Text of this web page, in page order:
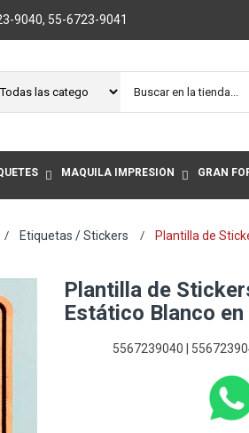
9040, 55-6723-9041
MAQUILA IMPRESIÓN GRAN
Etiquetas / Stickers Plantilla de
Plantilla de
Estático Blanco
5567239040 |